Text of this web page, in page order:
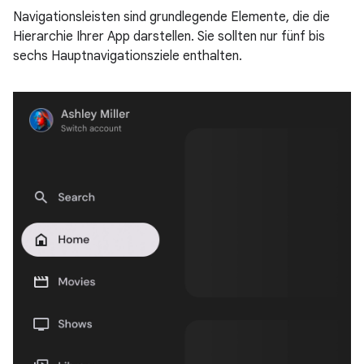
Navigationsleisten sind grundlegende Elemente, die die
Hierarchie Ihrer App darstellen. Sie sollten nur fünf bis
sechs Hauptnavigationsziele enthalten.